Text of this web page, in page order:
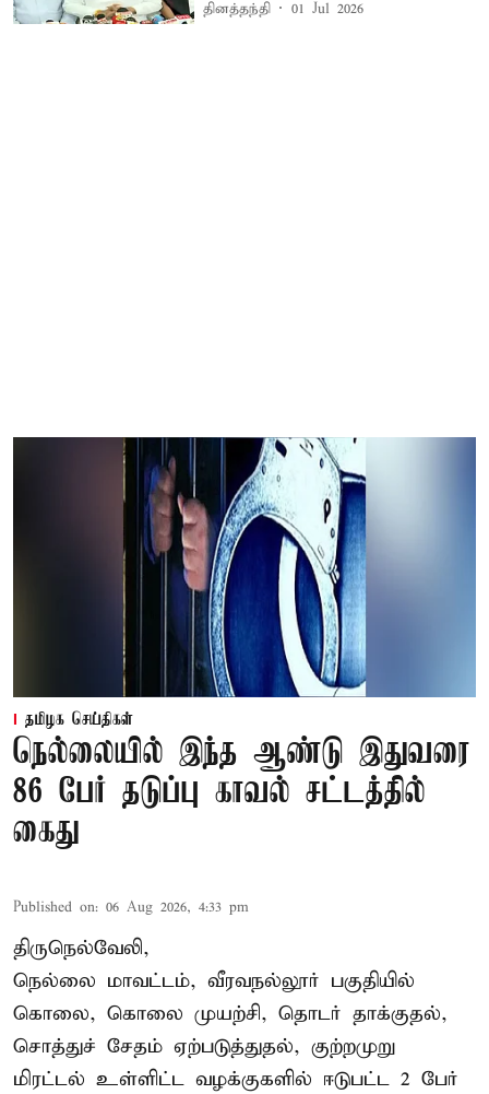
தினத்தந்தி 01 Jul 2026
தமிழக செய்திகள்
நெல்லையில் இந்த ஆண்டு இதுவரை
86 பேர் தடுப்பு காவல் சட்டத்தில்
கைது
Published on: 06 Aug 2026, 4:33 pm
திருநெல்வேலி,
நெல்லை மாவட்டம், வீரவநல்லூர் பகுதியில்
கொலை, கொலை முயற்சி, தொடர் தாக்குதல்,
சொத்துச் சேதம் ஏற்படுத்துதல், குற்றமுறு
மிரட்டல் உள்ளிட்ட வழக்குகளில் ஈடுபட்ட 2 பேர்